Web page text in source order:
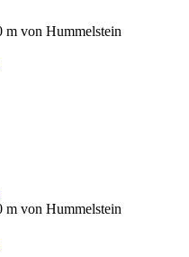
m von Hummelstein
m von Hummelstein